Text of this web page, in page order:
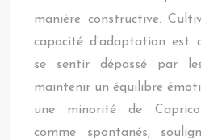
manière constructive.
capacité d’adaptation est
se sentir dépassé par
maintenir un équilibre
une minorité de
comme spontanés,